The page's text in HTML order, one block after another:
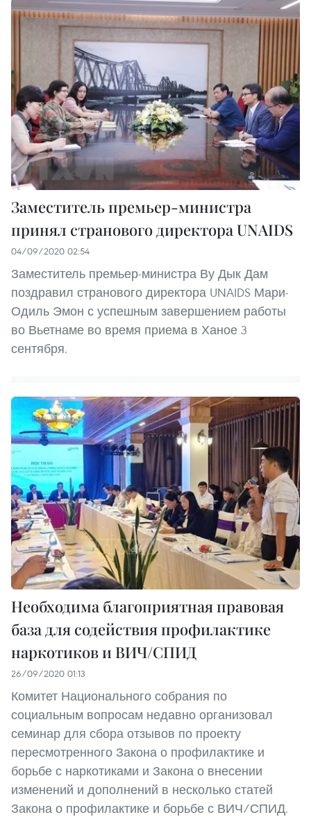
Заместитель премьер-министра
принял странового директора UNAIDS
04/09/2020 02:54
Заместитель премьер-министра Ву Дык Дам
поздравил странового директора UNAIDS Мари-
Одиль Эмон с успешным завершением работы
во Вьетнаме во время приема в Ханое 3
сентября.
Необходима благоприятная правовая
база для содействия профилактике
наркотиков и ВИЧ/СПИД
26/09/2020 01:13
Комитет Национального собрания по
социальным вопросам недавно организовал
семинар для сбора отзывов по проекту
пересмотренного Закона о профилактике и
борьбе с наркотиками и Закона о внесении
изменений и дополнений в несколько статей
Закона о профилактике и борьбе с ВИЧ/СПИД.